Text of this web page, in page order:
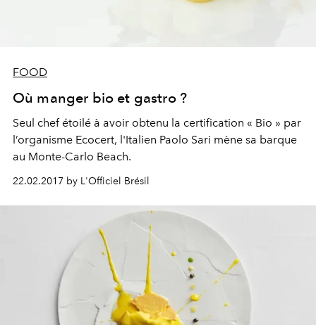
FOOD
Où manger bio et gastro ?
Seul chef étoilé à avoir obtenu la certification « Bio » par
l’organisme Ecocert, l'Italien Paolo Sari mène sa barque
au Monte-Carlo Beach.
22.02.2017 by L'Officiel Brésil